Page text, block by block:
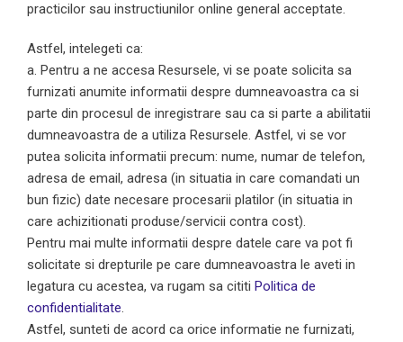
practicilor sau instructiunilor online general acceptate.
Astfel, intelegeti ca:
a. Pentru a ne accesa Resursele, vi se poate solicita sa
furnizati anumite informatii despre dumneavoastra ca si
parte din procesul de inregistrare sau ca si parte a abilitatii
dumneavoastra de a utiliza Resursele. Astfel, vi se vor
putea solicita informatii precum: nume, numar de telefon,
adresa de email, adresa (in situatia in care comandati un
bun fizic) date necesare procesarii platilor (in situatia in
care achizitionati produse/servicii contra cost).
Pentru mai multe informatii despre datele care va pot fi
solicitate si drepturile pe care dumneavoastra le aveti in
legatura cu acestea, va rugam sa cititi Politica de
confidentialitate.
Astfel, sunteti de acord ca orice informatie ne furnizati,